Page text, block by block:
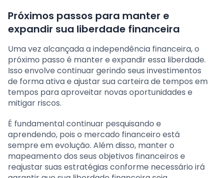
Próximos passos para manter e
expandir sua liberdade financeira
Uma vez alcançada a independência financeira, o
próximo passo é manter e expandir essa liberdade.
Isso envolve continuar gerindo seus investimentos
de forma ativa e ajustar sua carteira de tempos em
tempos para aproveitar novas oportunidades e
mitigar riscos.
É fundamental continuar pesquisando e
aprendendo, pois o mercado financeiro está
sempre em evolução. Além disso, manter o
mapeamento dos seus objetivos financeiros e
reajustar suas estratégias conforme necessário irá